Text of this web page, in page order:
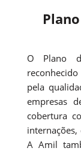
O Plano
pela
empresas
cobertura
A Amil